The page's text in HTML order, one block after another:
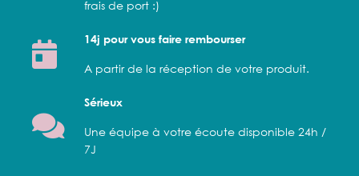
frais de port :)
14j pour vous faire rembourser
A partir de la réception de votre produit.
Sérieux
Une équipe à votre écoute disponible 24h /
7J